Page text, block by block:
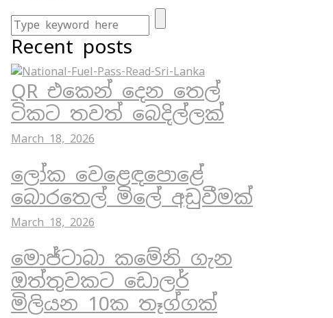
Recent posts
QR එකෙන් දෙන තෙල්
ටිකට තවත් බෙදිල්ලක්
March 18, 2026
ලෝක වෙළෙඳපොළේ
බොරතෙල් මිලේ අඩුවීමක්
March 18, 2026
මොජ්ටාබා කමේනි ගැන
ඔත්තුවකට ඩොලර්
මිලියන 10ක තෑග්ගක්